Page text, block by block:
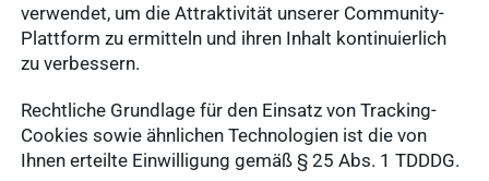
verwendet, um die Attraktivität unserer Community-
Plattform zu ermitteln und ihren Inhalt kontinuierlich
zu verbessern.
Rechtliche Grundlage für den Einsatz von Tracking-
Cookies sowie ähnlichen Technologien ist die von
Ihnen erteilte Einwilligung gemäß § 25 Abs. 1 TDDDG.